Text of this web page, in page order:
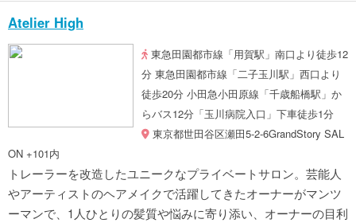
Atelier High
東急田園都市線「用賀駅」南口より徒歩12
分 東急田園都市線「二子玉川駅」西口より
徒歩20分 小田急小田原線「千歳船橋駅」か
らバス12分「玉川病院入口」下車徒歩1分
東京都世田谷区瀬田5-2-6GrandStory SAL
ON +101内
トレーラーを改造したユニークなプライベートサロン。芸能人
やアーティストのヘアメイクで活躍してきたオーナーがマンツ
ーマンで、1人ひとりの髪質や悩みに寄り添い、オーナーの目利